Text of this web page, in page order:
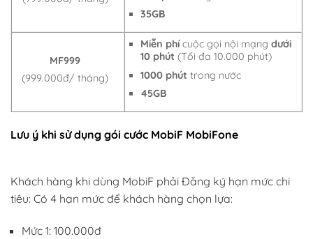
35GB
MF999
(999.000đ/ tháng)
Miễn phícuộc gọi nội mạng dưới
10 phút (Tối đa 10.000 phút)
1000 phút trong nước
45GB
Lưu ý khi sử dụng gói cước MobiF MobiFone
Khách hàng khi dùng MobiF phải Đăng ký hạn mức chi
tiêu: Có 4 hạn mức để khách hàng chọn lựa:
Mức 1: 100.000đ